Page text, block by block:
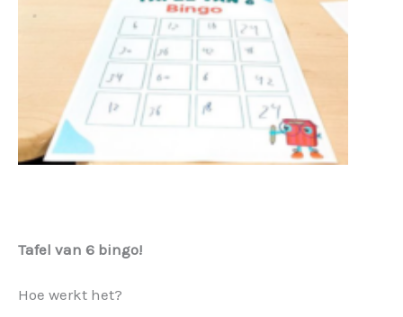
Tafel van 6 bingo!
Hoe werkt het?